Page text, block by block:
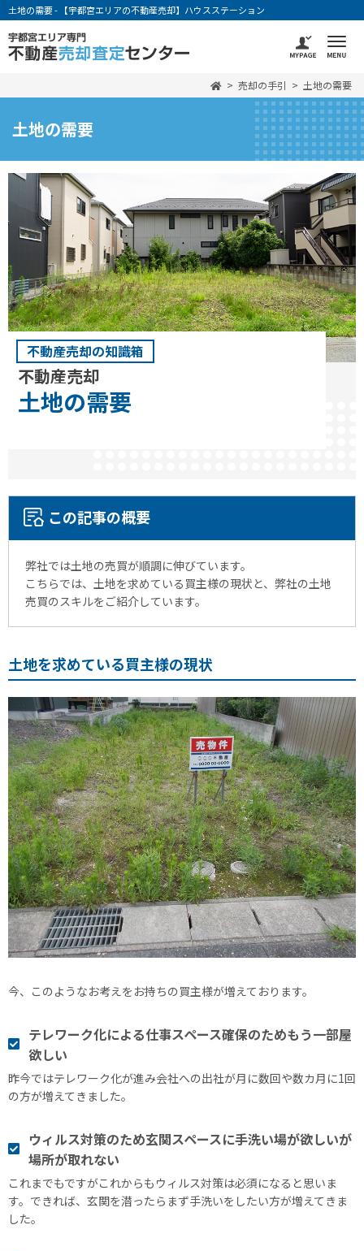
土地の需要 - 【宇都宮エリアの不動産売却】ハウスステーション
売却の手引 土地の需要
土地の需要
不動産売却の知識箱
不動産売却
土地の需要
この記事の概要
弊社では土地の売買が順調に伸びています。
こちらでは、土地を求めている買主様の現状と、弊社の土地
売買のスキルをご紹介しています。
土地を求めている買主様の現状
今、このようなお考えをお持ちの買主様が増えております。
テレワーク化による仕事スペース確保のためもう一部屋
欲しい
昨今ではテレワーク化が進み会社への出社が月に数回や数カ月に1回
の方が増えてきました。
ウィルス対策のため玄関スペースに手洗い場が欲しいが
場所が取れない
これまでもですがこれからもウィルス対策は必須になると思いま
す。できれば、玄関を潜ったらまず手洗いをしたい方が増えてきま
した。